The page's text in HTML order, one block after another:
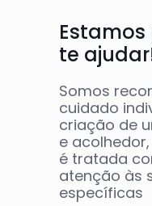
te
Somos
cuidado
criação de
e
é tratada
atenção às
específicas